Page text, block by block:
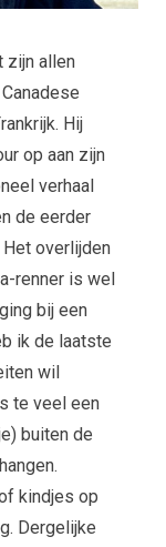
zijn allen
Hij
op aan zijn
verhaal
de eerder
overlijden
renner is wel
bij een
ik de laatste
wil
te veel een
buiten de
kindjes op
Dergelijke